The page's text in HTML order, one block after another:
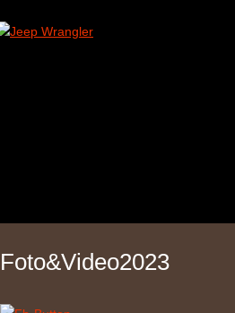
Foto&Video2023